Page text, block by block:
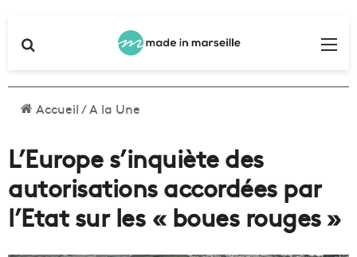
Accueil/A la Une
L’Europe s’inquiète des
autorisations accordées par
l’Etat sur les « boues rouges »